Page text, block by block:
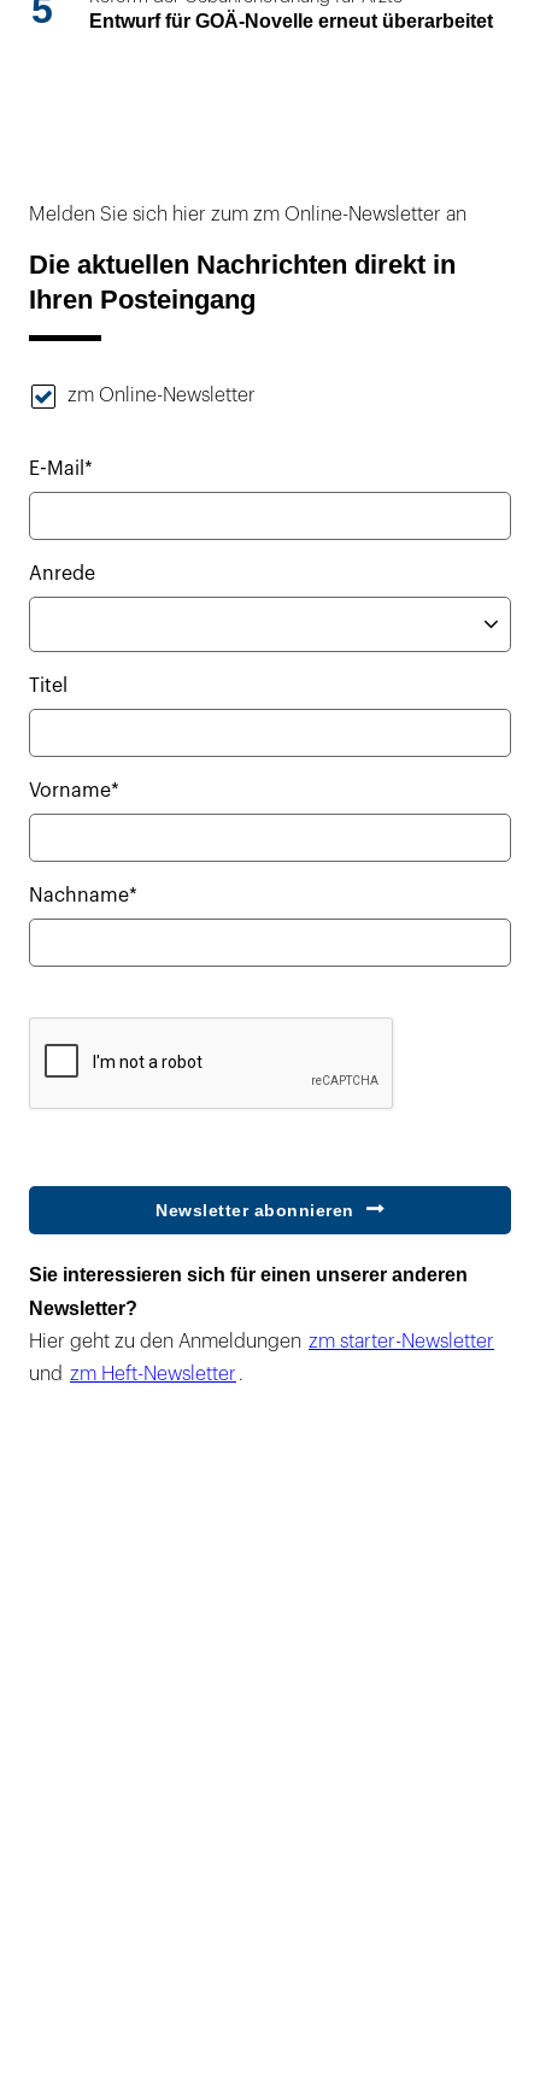
5 Entwurf für GOÄ-Novelle erneut überarbeitet
Melden Sie sich hier zum zm Online-Newsletter an
Die aktuellen Nachrichten direkt in
Ihren Posteingang
zm Online-Newsletter
E-Mail*
Anrede
Titel
Vorname*
Nachname*
Newsletter abonnieren
Sie interessieren sich für einen unserer anderen
Newsletter?
Hier geht zu den Anmeldungen zm starter-Newsletter
und zm Heft-Newsletter .